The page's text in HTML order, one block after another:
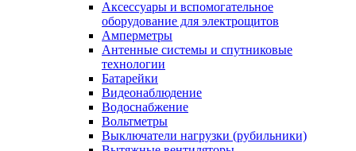
Аксессуары и вспомогательное
оборудование для электрощитов
Амперметры
Антенные системы и спутниковые
технологии
Батарейки
Видеонаблюдение
Водоснабжение
Вольтметры
Выключатели нагрузки (рубильники)